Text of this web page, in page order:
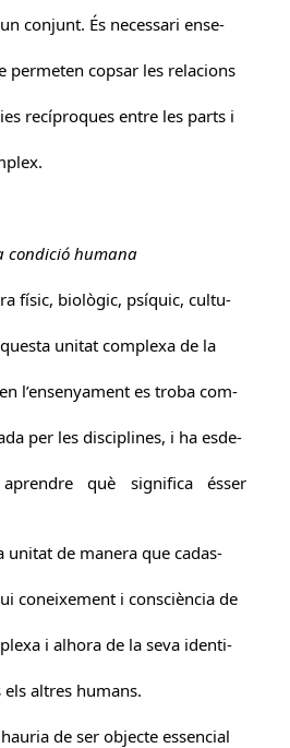
conjunt. És necessari ense-
permeten copsar les relacions
recíproques entre les parts i
condició humana
físic, biològic, psíquic, cultu-
unitat complexa de la
l’ensenyament es troba com-
per les disciplines, i ha esde-
què significa ésser
unitat de manera que cadas-
coneixement i consciència de
i alhora de la seva identi-
altres humans.
de ser objecte essencial